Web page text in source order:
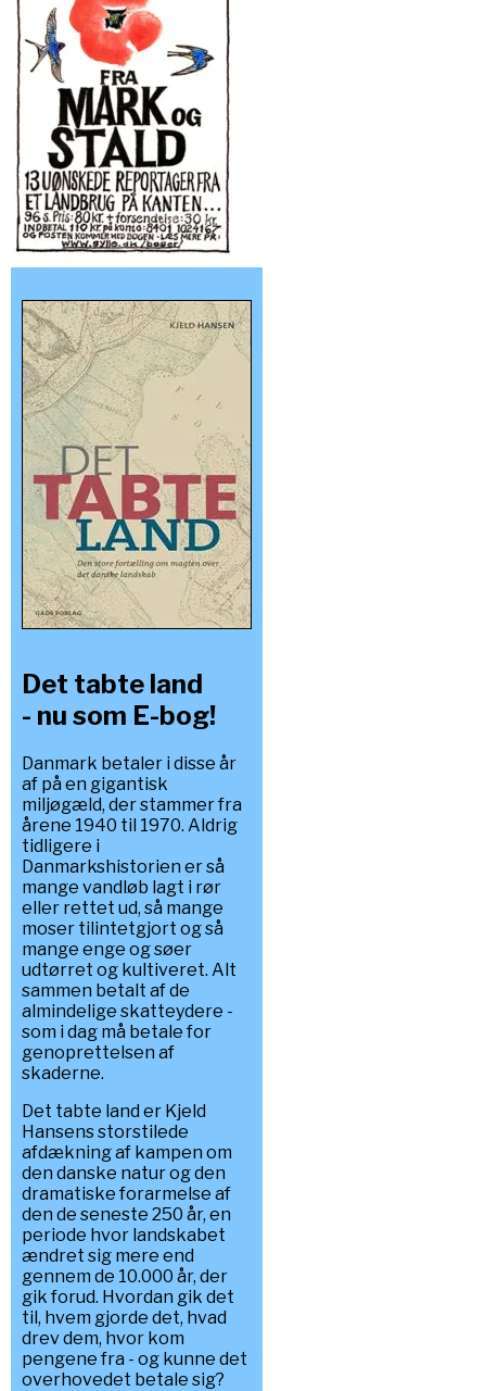
Det tabte land
- nu som E-bog!
Danmark betaler i disse år
af på en gigantisk
miljøgæld, der stammer fra
årene 1940 til 1970. Aldrig
tidligere i
Danmarkshistorien er så
mange vandløb lagt i rør
eller rettet ud, så mange
moser tilintetgjort og så
mange enge og søer
udtørret og kultiveret. Alt
sammen betalt af de
almindelige skatteydere -
som i dag må betale for
genoprettelsen af
skaderne.
Det tabte land er Kjeld
Hansens storstilede
afdækning af kampen om
den danske natur og den
dramatiske forarmelse af
den de seneste 250 år, en
periode hvor landskabet
ændret sig mere end
gennem de 10.000 år, der
gik forud. Hvordan gik det
til, hvem gjorde det, hvad
drev dem, hvor kom
pengene fra - og kunne det
overhovedet betale sig?